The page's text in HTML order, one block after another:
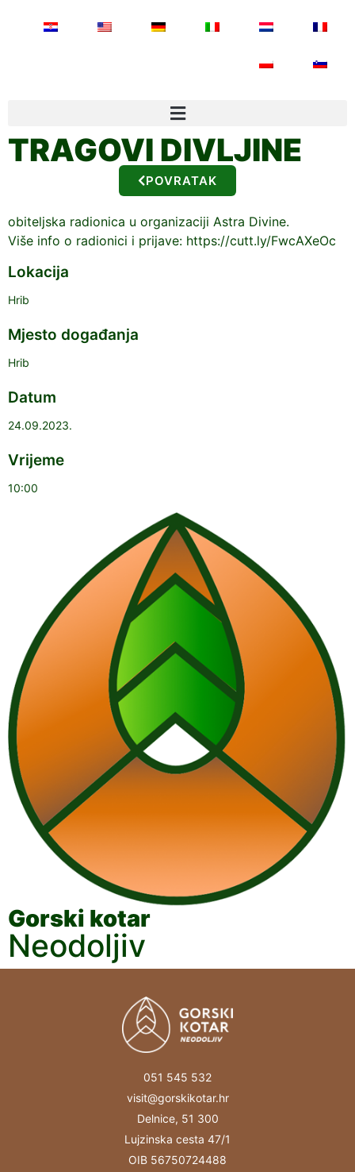
TRAGOVI DIVLJINE
POVRATAK
obiteljska radionica u organizaciji Astra Divine.
Više info o radionici i prijave: https://cutt.ly/FwcAXeOc
Lokacija
Hrib
Mjesto događanja
Hrib
Datum
24.09.2023.
Vrijeme
10:00
Gorski kotar
Neodoljiv
051 545 532
visit@gorskikotar.hr
Delnice, 51 300
Lujzinska cesta 47/1
OIB 56750724488